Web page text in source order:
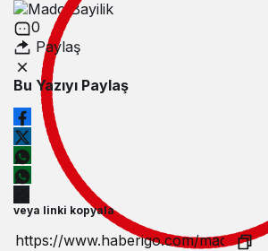
0
Paylaş
Bu Yazıyı Paylaş
veya linki kopyala